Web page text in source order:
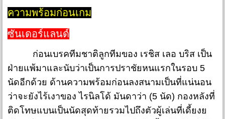
ความพร้อมก่อนเกม
ซันเดอร์แลนด์
ก่อนเบรคทีมชาติลูกทีมของ เรชิส เลอ บริส เป็น
ฝ่ายแพ้มาและนับว่าเป็นการปราชัยหนแรกในรอบ 5
นัดอีกด้วย ด้านความพร้อมก่อนลงสนามเป็นที่แน่นอน
ว่าจะยังไร้เงาของ ไรนิลโด้ มันดาว่า (5 นัด) กองหลังที่
ติดโทษแบนเป็นนัดสุดท้ายรวมไปถึงตัวผู้เล่นที่เดี้ยงย